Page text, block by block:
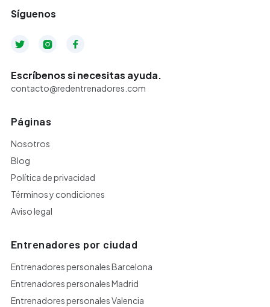
Síguenos
  
Escríbenos si necesitas ayuda.
contacto@redentrenadores.com
Páginas
Nosotros
Blog
Política de privacidad
Términos y condiciones
Aviso legal
Entrenadores por ciudad
Entrenadores personales Barcelona
Entrenadores personales Madrid
Entrenadores personales Valencia